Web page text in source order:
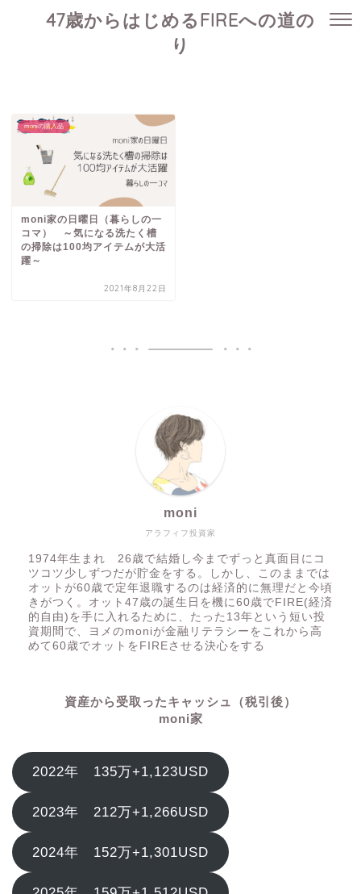
47歳からはじめるFIREへの道の
り
moniの購入品
moni家の日曜日（暮らしの一
コマ） ～気になる洗たく槽
の掃除は100均アイテムが大活
躍～
2021年8月22日
アラフィフ投資家
moni
1974年生まれ 26歳で結婚し今までずっと真面目にコ
ツコツ少しずつだが貯金をする。しかし、このままでは
オットが60歳で定年退職するのは経済的に無理だと今頃
きがつく。オット47歳の誕生日を機に60歳でFIRE(経済
的自由)を手に入れるために、たった13年という短い投
資期間で、ヨメのmoniが金融リテラシーをこれから高
めて60歳でオットをFIREさせる決心をする
資産から受取ったキャッシュ（税引後）
moni家
2022年 135万+1,123USD
2023年 212万+1,266USD
2024年 152万+1,301USD